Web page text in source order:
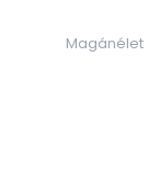
Magánélet